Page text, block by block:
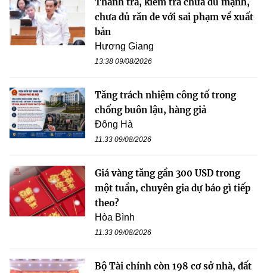
chưa đủ răn đe với sai phạm về xuất
bản
Hương Giang
13:38 09/08/2026
Tăng trách nhiệm công tố trong
chống buôn lậu, hàng giả
Đông Hà
11:33 09/08/2026
Giá vàng tăng gần 300 USD trong
một tuần, chuyên gia dự báo gì tiếp
theo?
Hòa Bình
11:33 09/08/2026
Bộ Tài chính còn 198 cơ sở nhà, đất